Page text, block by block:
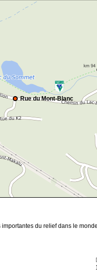
Rue du Mont-Blanc
du relief dans le